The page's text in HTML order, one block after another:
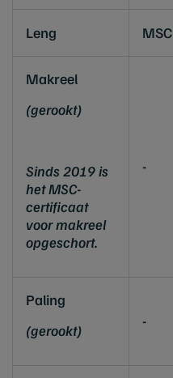
Leng MSC
Makreel
(gerookt)
Sinds 2019 is
het MSC-
certificaat
voor makreel
opgeschort.
-
Paling
(gerookt)
-